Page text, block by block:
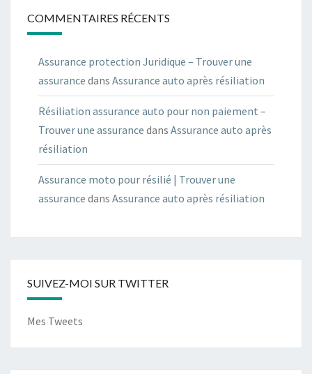
COMMENTAIRES RÉCENTS
Assurance protection Juridique – Trouver une
assurance dans Assurance auto après résiliation
Résiliation assurance auto pour non paiement –
Trouver une assurance dans Assurance auto après
résiliation
Assurance moto pour résilié | Trouver une
assurance dans Assurance auto après résiliation
SUIVEZ-MOI SUR TWITTER
Mes Tweets